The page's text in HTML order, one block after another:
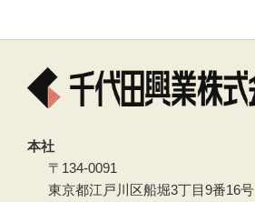
本社
〒134-0091
東京都江戸川区船堀3丁目9番16号